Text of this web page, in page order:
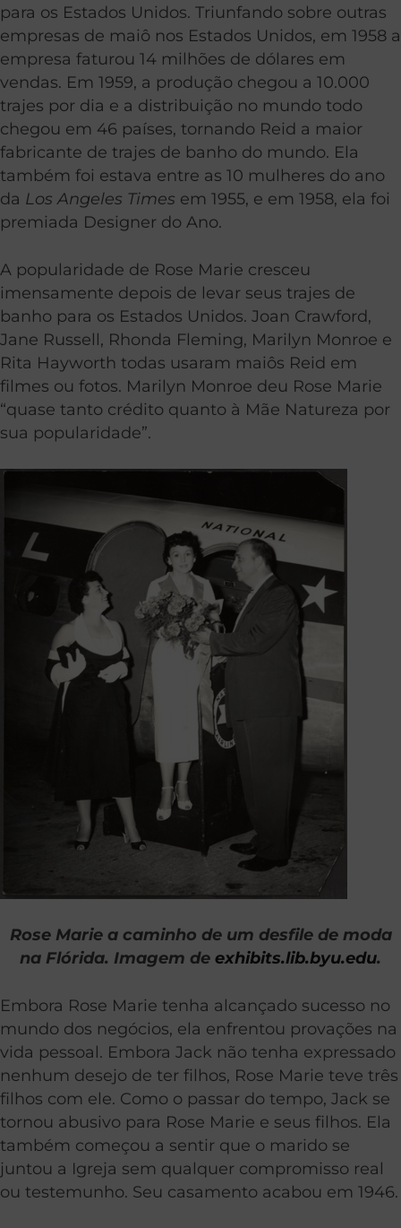
para os Estados Unidos. Triunfando sobre outras
empresas de maiô nos Estados Unidos, em 1958 a
empresa faturou 14 milhões de dólares em
vendas. Em 1959, a produção chegou a 10.000
trajes por dia e a distribuição no mundo todo
chegou em 46 países, tornando Reid a maior
fabricante de trajes de banho do mundo. Ela
também foi estava entre as 10 mulheres do ano
da Los Angeles Times em 1955, e em 1958, ela foi
premiada Designer do Ano.
A popularidade de Rose Marie cresceu
imensamente depois de levar seus trajes de
banho para os Estados Unidos. Joan Crawford,
Jane Russell, Rhonda Fleming, Marilyn Monroe e
Rita Hayworth todas usaram maiôs Reid em
filmes ou fotos. Marilyn Monroe deu Rose Marie
“quase tanto crédito quanto à Mãe Natureza por
sua popularidade”.
Rose Marie a caminho de um desfile de moda
na Flórida. Imagem de exhibits.lib.byu.edu.
Embora Rose Marie tenha alcançado sucesso no
mundo dos negócios, ela enfrentou provações na
vida pessoal. Embora Jack não tenha expressado
nenhum desejo de ter filhos, Rose Marie teve três
filhos com ele. Como o passar do tempo, Jack se
tornou abusivo para Rose Marie e seus filhos. Ela
também começou a sentir que o marido se
juntou a Igreja sem qualquer compromisso real
ou testemunho. Seu casamento acabou em 1946.